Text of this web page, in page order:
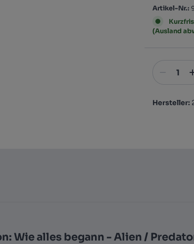
Artikel-Nr.:
(Ausland
Hersteller:
Wie alles begann - Alien /